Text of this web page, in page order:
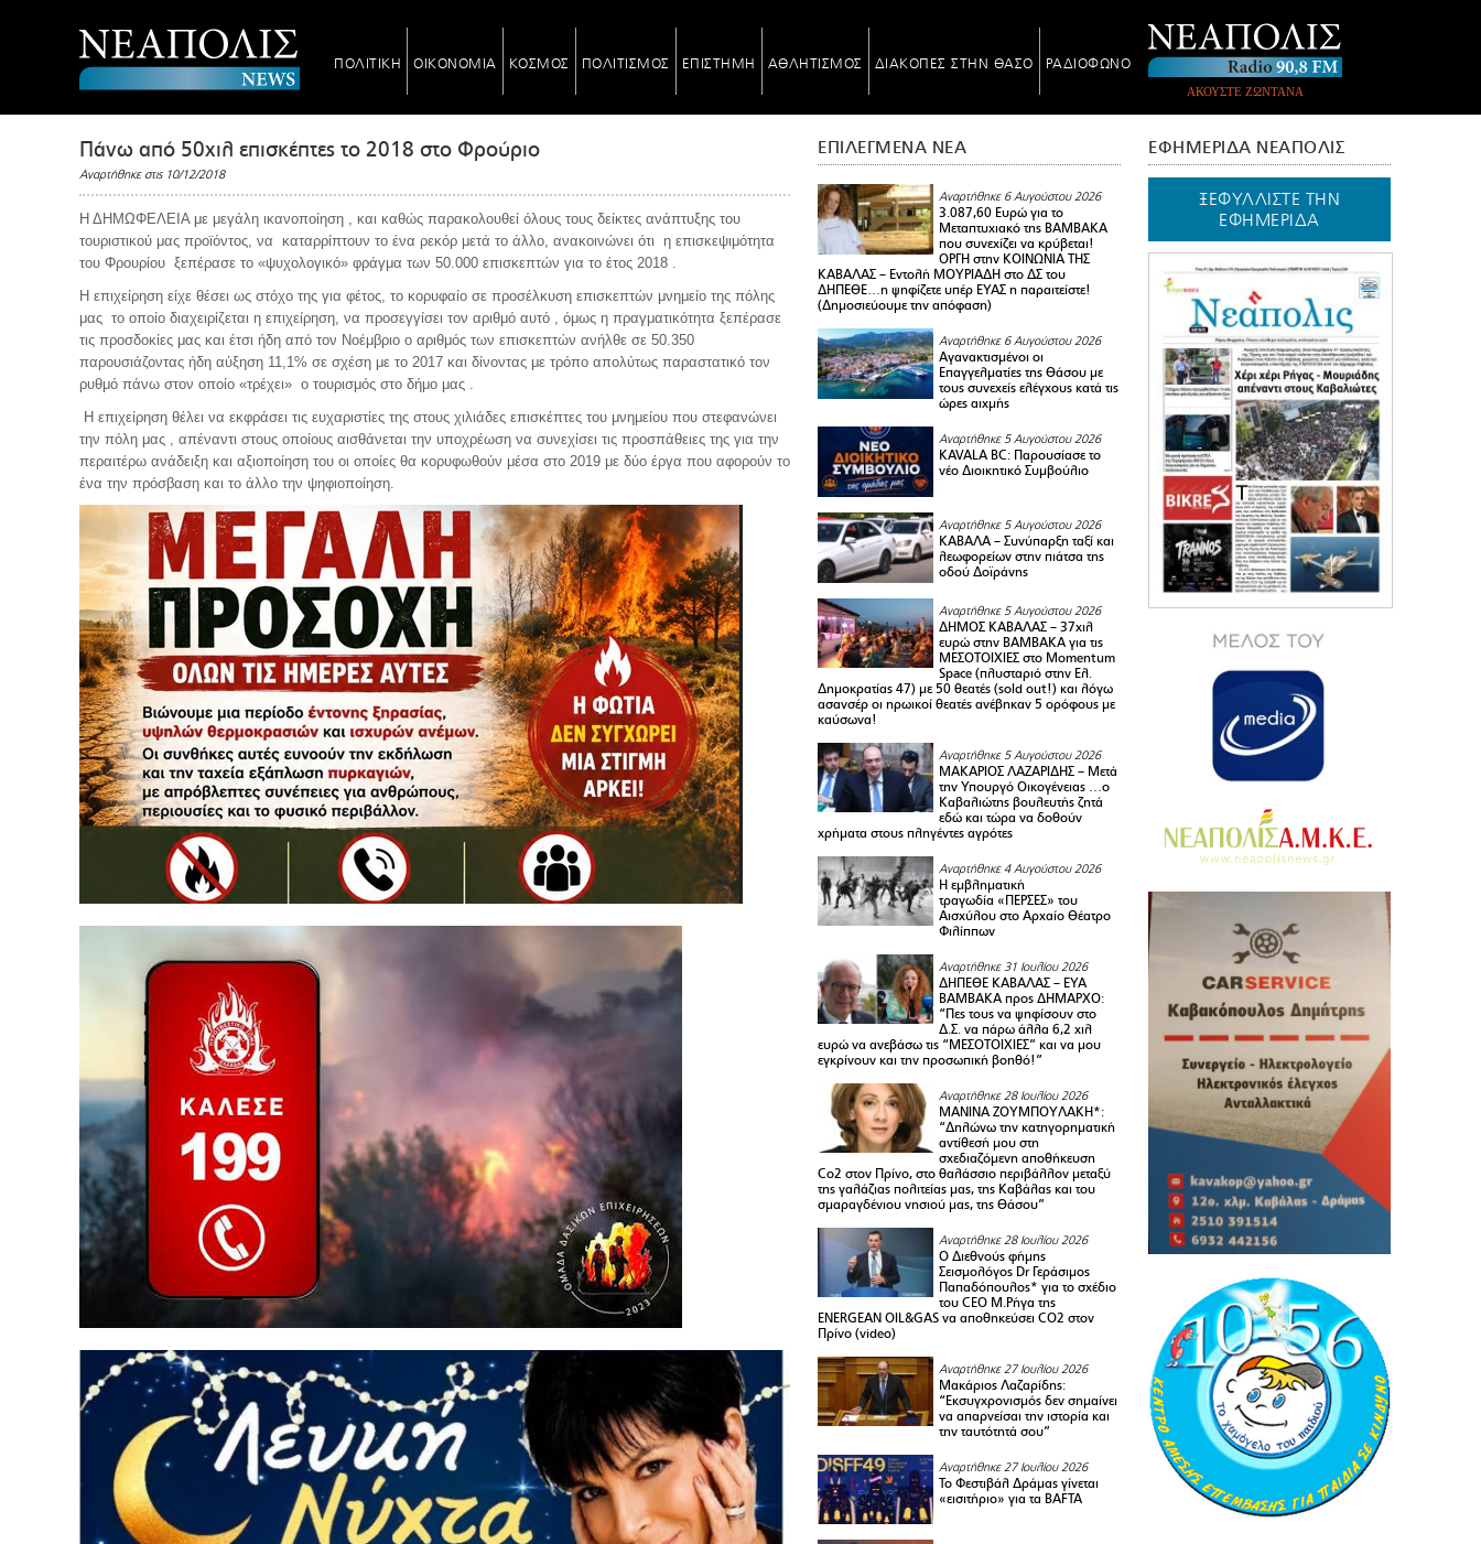
ΠΟΛΙΤΙΚΗ ΟΙΚΟΝΟΜΙΑ ΚΟΣΜΟΣ ΠΟΛΙΤΙΣΜΟΣ ΕΠΙΣΤΗΜΗ ΑΘΛΗΤΙΣΜΟΣ ΔΙΑΚΟΠΕΣ ΣΤΗΝ ΘΑΣΟ ΡΑΔΙΟΦΩΝΟ
ΑΚΟΥΣΤΕ ΖΩΝΤΑΝΑ
Πάνω από 50χιλ επισκέπτες το 2018 στο Φρούριο
Αναρτήθηκε στις 10/12/2018
Η ΔΗΜΩΦΕΛΕΙΑ με μεγάλη ικανοποίηση , και καθώς παρακολουθεί όλους τους δείκτες ανάπτυξης του
τουριστικού μας προϊόντος, να καταρρίπτουν το ένα ρεκόρ μετά το άλλο, ανακοινώνει ότι η επισκεψιμότητα
του Φρουρίου ξεπέρασε το «ψυχολογικό» φράγμα των 50.000 επισκεπτών για το έτος 2018 .
Η επιχείρηση είχε θέσει ως στόχο της για φέτος, το κορυφαίο σε προσέλκυση επισκεπτών μνημείο της πόλης
μας το οποίο διαχειρίζεται η επιχείρηση, να προσεγγίσει τον αριθμό αυτό , όμως η πραγματικότητα ξεπέρασε
τις προσδοκίες μας και έτσι ήδη από τον Νοέμβριο ο αριθμός των επισκεπτών ανήλθε σε 50.350
παρουσιάζοντας ήδη αύξηση 11,1% σε σχέση με το 2017 και δίνοντας με τρόπο απολύτως παραστατικό τον
ρυθμό πάνω στον οποίο «τρέχει» ο τουρισμός στο δήμο μας .
Η επιχείρηση θέλει να εκφράσει τις ευχαριστίες της στους χιλιάδες επισκέπτες του μνημείου που στεφανώνει
την πόλη μας , απέναντι στους οποίους αισθάνεται την υποχρέωση να συνεχίσει τις προσπάθειες της για την
περαιτέρω ανάδειξη και αξιοποίηση του οι οποίες θα κορυφωθούν μέσα στο 2019 με δύο έργα που αφορούν το
ένα την πρόσβαση και το άλλο την ψηφιοποίηση.
ΕΠΙΛΕΓΜΕΝΑ ΝΕΑ
Αναρτήθηκε 6 Αυγούστου 2026
3.087,60 Ευρώ για το
Μεταπτυχιακό της ΒΑΜΒΑΚΑ
που συνεχίζει να κρύβεται!
ΟΡΓΗ στην ΚΟΙΝΩΝΙΑ ΤΗΣ
ΚΑΒΑΛΑΣ – Εντολή ΜΟΥΡΙΑΔΗ στο ΔΣ του
ΔΗΠΕΘΕ…η ψηφίζετε υπέρ ΕΥΑΣ η παραιτείστε!
(Δημοσιεύουμε την απόφαση)
Αναρτήθηκε 6 Αυγούστου 2026
Αγανακτισμένοι οι
Επαγγελματίες της Θάσου με
τους συνεχείς ελέγχους κατά τις
ώρες αιχμής
Αναρτήθηκε 5 Αυγούστου 2026
KAVALA BC: Παρουσίασε το
νέο Διοικητικό Συμβούλιο
Αναρτήθηκε 5 Αυγούστου 2026
ΚΑΒΑΛΑ – Συνύπαρξη ταξί και
λεωφορείων στην πιάτσα της
οδού Δοϊράνης
Αναρτήθηκε 5 Αυγούστου 2026
ΔΗΜΟΣ ΚΑΒΑΛΑΣ – 37χιλ
ευρώ στην ΒΑΜΒΑΚΑ για τις
ΜΕΣΟΤΟΙΧΙΕΣ στο Momentum
Space (πλυσταριό στην Ελ.
Δημοκρατίας 47) με 50 θεατές (sold out!) και λόγω
ασανσέρ οι ηρωικοί θεατές ανέβηκαν 5 ορόφους με
καύσωνα!
Αναρτήθηκε 5 Αυγούστου 2026
ΜΑΚΑΡΙΟΣ ΛΑΖΑΡΙΔΗΣ – Μετά
την Υπουργό Οικογένειας …ο
Καβαλιώτης βουλευτής ζητά
εδώ και τώρα να δοθούν
χρήματα στους πληγέντες αγρότες
Αναρτήθηκε 4 Αυγούστου 2026
Η εμβληματική
τραγωδία «ΠΕΡΣΕΣ» του
Αισχύλου στο Αρχαίο Θέατρο
Φιλίππων
Αναρτήθηκε 31 Ιουλίου 2026
ΔΗΠΕΘΕ ΚΑΒΑΛΑΣ – ΕΥΑ
ΒΑΜΒΑΚΑ προς ΔΗΜΑΡΧΟ:
“Πες τους να ψηφίσουν στο
Δ.Σ. να πάρω άλλα 6,2 χιλ
ευρώ να ανεβάσω τις “ΜΕΣΟΤΟΙΧΙΕΣ” και να μου
εγκρίνουν και την προσωπική βοηθό!”
Αναρτήθηκε 28 Ιουλίου 2026
ΜΑΝΙΝΑ ΖΟΥΜΠΟΥΛΑΚΗ*:
“Δηλώνω την κατηγορηματική
αντίθεσή μου στη
σχεδιαζόμενη αποθήκευση
Co2 στον Πρίνο, στο θαλάσσιο περιβάλλον μεταξύ
της γαλάζιας πολιτείας μας, της Καβάλας και του
σμαραγδένιου νησιού μας, της Θάσου”
Αναρτήθηκε 28 Ιουλίου 2026
Ο Διεθνούς φήμης
Σεισμολόγος Dr Γεράσιμος
Παπαδόπουλος* για το σχέδιο
του CEO M.Ρήγα της
ENERGEAN OIL&GAS να αποθηκεύσει CO2 στον
Πρίνο (video)
Αναρτήθηκε 27 Ιουλίου 2026
Μακάριος Λαζαρίδης:
“Εκσυγχρονισμός δεν σημαίνει
να απαρνείσαι την ιστορία και
την ταυτότητά σου”
Αναρτήθηκε 27 Ιουλίου 2026
Το Φεστιβάλ Δράμας γίνεται
«εισιτήριο» για τα BAFTA
ΕΦΗΜΕΡΙΔΑ ΝΕΑΠΟΛΙΣ
ΞΕΦΥΛΛΙΣΤΕ ΤΗΝ
ΕΦΗΜΕΡΙΔΑ